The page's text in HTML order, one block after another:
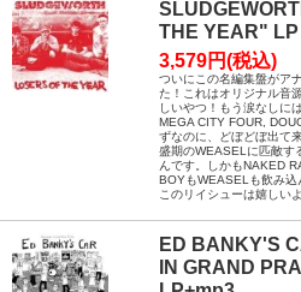
THE YEAR" LP
3,579円(税込)
ついにこの名編集盤がア
た！これはオリジナル音
しいやつ！もう涙なしに
MEGA CITY FOUR,
ずなのに、どぼどぼ出て
盛期のWEASELに匹敵す
んです。しかもNAKED
BOYもWEASELも飲み込
このリイシューは嬉しい
ED BANKY'S
IN GRAND